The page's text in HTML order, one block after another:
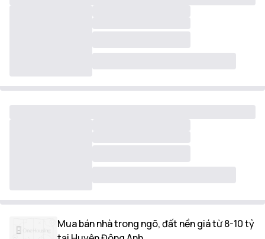
Mua bán nhà trong ngõ, đất nền giá từ 8-10 tỷ